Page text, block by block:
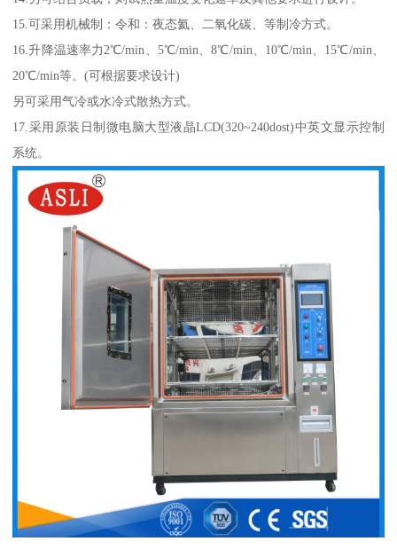
15.可采用机械制：令和：夜态氦、二氧化碳、等制冷方式。
16.升降温速率力2℃/min、5℃/min、8℃/min、10℃/min、15℃/min、
20℃/min等。(可根据要求设计)
另可采用气冷或水冷式散热方式。
17.采用原装日制微电脑大型液晶LCD(320~240dost)中英文显示控制
系统。